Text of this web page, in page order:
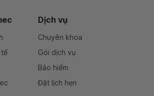
Dịch vụ
Chuyên khoa
Gói dịch vụ
Bảo hiểm
Đặt lịch hẹn